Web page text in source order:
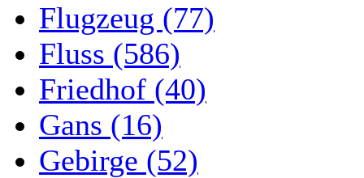
Flugzeug (77)
Fluss (586)
Friedhof (40)
Gans (16)
Gebirge (52)